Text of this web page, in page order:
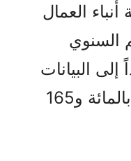
العمال
السنوي
إلى البيانات
الرسمية، تراوح بين 117 بالمائة و165